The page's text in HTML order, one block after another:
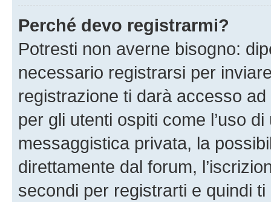
Perché devo registrarmi?
Potresti non averne bisogno:
necessario registrarsi per
registrazione ti darà accesso
per gli utenti ospiti come l’uso
messaggistica privata, la
direttamente dal forum,
secondi per registrarti e quindi